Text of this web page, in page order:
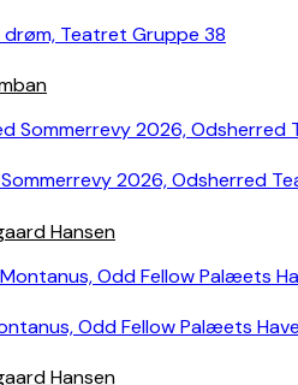
drøm, Teatret Gruppe 38
2026, Odsherred
Hansen
Odd Fellow Palæets
Hansen